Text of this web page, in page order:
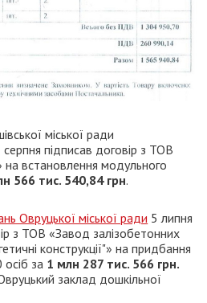
міської ради
підписав договір з ТОВ
на встановлення модульного
566 тис. 540,84 грн.
Овруцької міської ради 5 липня
з ТОВ «Завод залізобетонних
конструкції"» на придбання
за 1 млн 287 тис. 566 грн.
заклад дошкільної